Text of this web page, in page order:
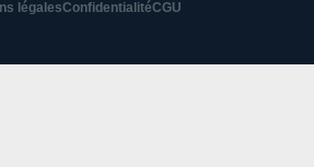
légalesConfidentialitéCGU